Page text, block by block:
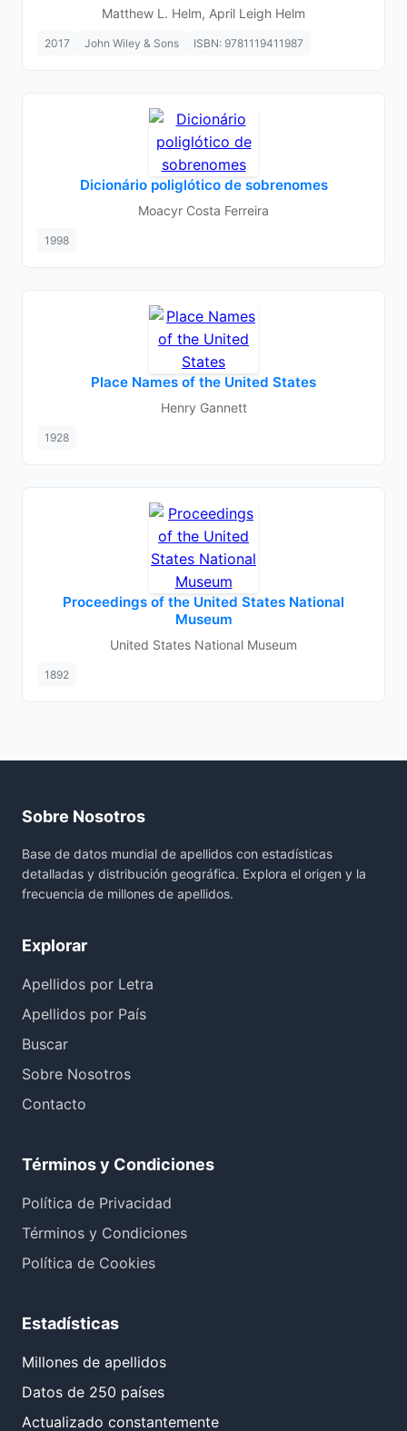
Matthew L. Helm, April Leigh Helm
2017 John Wiley & Sons ISBN: 9781119411987
Dicionário poliglótico de sobrenomes
Moacyr Costa Ferreira
1998
Place Names of the United States
Henry Gannett
1928
Proceedings of the United States National
Museum
United States National Museum
1892
Sobre Nosotros
Base de datos mundial de apellidos con estadísticas
detalladas y distribución geográfica. Explora el origen y la
frecuencia de millones de apellidos.
Explorar
Apellidos por Letra
Apellidos por País
Buscar
Sobre Nosotros
Contacto
Términos y Condiciones
Política de Privacidad
Términos y Condiciones
Política de Cookies
Estadísticas
Millones de apellidos
Datos de 250 países
Actualizado constantemente